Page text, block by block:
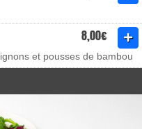
8,00€
et pousses de bambou